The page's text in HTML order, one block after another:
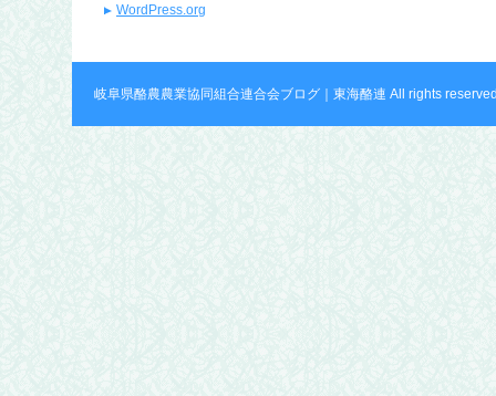
WordPress.org
岐阜県酪農農業協同組合連合会ブログ｜東海酪連 All rights